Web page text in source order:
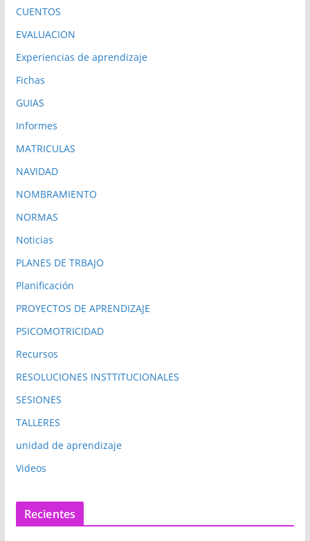
CUENTOS
EVALUACION
Experiencias de aprendizaje
Fichas
GUIAS
Informes
MATRICULAS
NAVIDAD
NOMBRAMIENTO
NORMAS
Noticias
PLANES DE TRBAJO
Planificación
PROYECTOS DE APRENDIZAJE
PSICOMOTRICIDAD
Recursos
RESOLUCIONES INSTTITUCIONALES
SESIONES
TALLERES
unidad de aprendizaje
Videos
Recientes